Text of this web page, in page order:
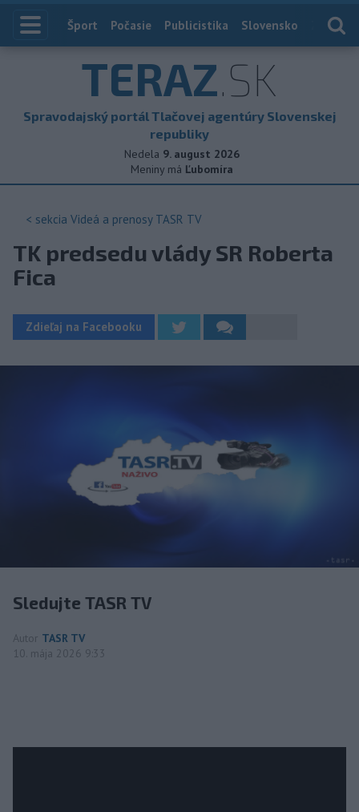
Index
Šport Počasie Publicistika Slovensko
TERAZ.SK
Spravodajský portál Tlačovej agentúry Slovenskej
republiky
Nedela 9. august 2026
Meniny má Ľubomíra
< sekcia Videá a prenosy TASR TV
TK predsedu vlády SR Roberta
Fica
Zdieľaj na Facebooku
Sledujte TASR TV
Autor TASR TV
10. mája 2026 9:33